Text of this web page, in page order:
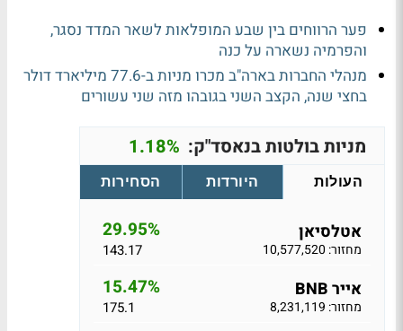
פער הרווחים בין שבע המופלאות לשאר המדד נסגר,
והפרמיה נשארה על כנה
מנהלי החברות בארה"ב מכרו מניות ב-77.6 מיליארד דולר
בחצי שנה, הקצב השני בגובהו מזה שני עשורים
מניות בולטות בנאסד"ק: 1.18%
העולות היורדות הסחירות
אטלסיאן 29.95%
מחזור: 10,577,520 143.17
אייר BNB 15.47%
מחזור: 8,231,119 175.1